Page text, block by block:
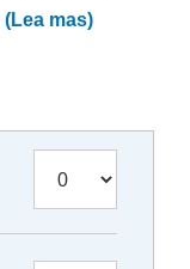
(Lea mas)